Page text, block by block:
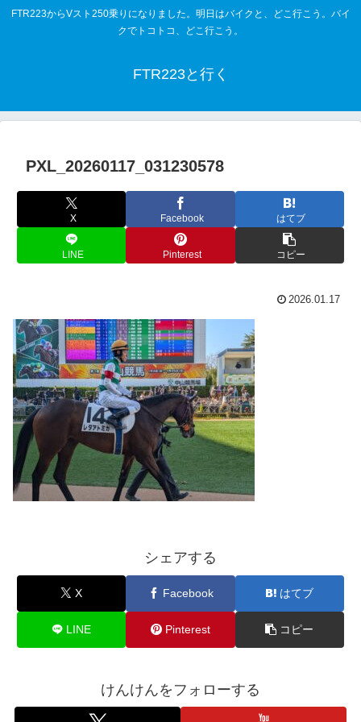
FTR223からVスト250乗りになりました。明日はバイクと、どこ行こう。バイ
クでトコトコ、どこ行こう。
FTR223と行く
PXL_20260117_031230578
X Facebook はてブ
LINE Pinterest コピー
2026.01.17
シェアする
X Facebook はてブ
LINE Pinterest コピー
けんけんをフォローする